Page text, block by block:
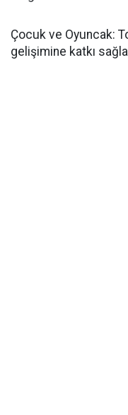
Çocuk ve Oyuncak:
gelişimine katkı